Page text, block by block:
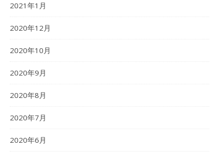
2021年1月
2020年12月
2020年10月
2020年9月
2020年8月
2020年7月
2020年6月